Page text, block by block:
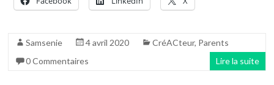
Samsenie 4 avril 2020 CréACteur, Parents
0 Commentaires
Lire la suite